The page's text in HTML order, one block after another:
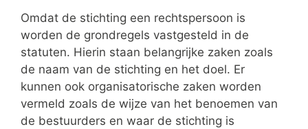
Omdat de stichting een rechtspersoon is
worden de grondregels vastgesteld in de
statuten. Hierin staan belangrijke zaken zoals
de naam van de stichting en het doel. Er
kunnen ook organisatorische zaken worden
vermeld zoals de wijze van het benoemen van
de bestuurders en waar de stichting is